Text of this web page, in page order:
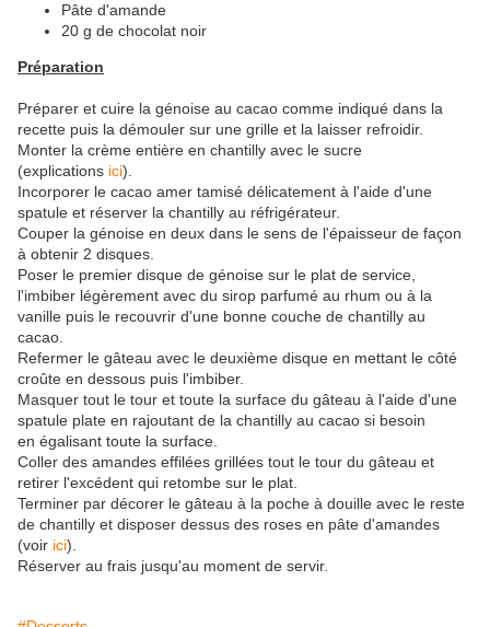
Pâte d'amande
20 g de chocolat noir
Préparation
Préparer et cuire la génoise au cacao comme indiqué dans la
recette puis la démouler sur une grille et la laisser refroidir.
Monter la crème entière en chantilly avec le sucre
(explications ici).
Incorporer le cacao amer tamisé délicatement à l'aide d'une
spatule et réserver la chantilly au réfrigérateur.
Couper la génoise en deux dans le sens de l'épaisseur de façon
à obtenir 2 disques.
Poser le premier disque de génoise sur le plat de service,
l'imbiber légèrement avec du sirop parfumé au rhum ou à la
vanille puis le recouvrir d'une bonne couche de chantilly au
cacao.
Refermer le gâteau avec le deuxième disque en mettant le côté
croûte en dessous puis l'imbiber.
Masquer tout le tour et toute la surface du gâteau à l'aide d'une
spatule plate en rajoutant de la chantilly au cacao si besoin
en égalisant toute la surface.
Coller des amandes effilées grillées tout le tour du gâteau et
retirer l'excédent qui retombe sur le plat.
Terminer par décorer le gâteau à la poche à douille avec le reste
de chantilly et disposer dessus des roses en pâte d'amandes
(voir ici).
Réserver au frais jusqu'au moment de servir.